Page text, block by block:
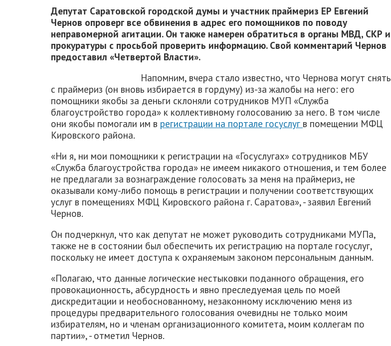
Депутат Саратовской городской думы и участник праймериз ЕР Евгений
Чернов опроверг все обвинения в адрес его помощников по поводу
неправомерной агитации. Он также намерен обратиться в органы МВД, СКР и
прокуратуры с просьбой проверить информацию. Свой комментарий Чернов
предоставил «Четвертой Власти».
Напомним, вчера стало известно, что Чернова могут снять
с праймериз (он вновь избирается в гордуму) из-за жалобы на него: его
помощники якобы за деньги склоняли сотрудников МУП «Служба
благоустройство города» к коллективному голосованию за него. В том числе
они якобы помогали им в регистрации на портале госуслуг в помещении МФЦ
Кировского района.
«Ни я, ни мои помощники к регистрации на «Госуслугах» сотрудников МБУ
«Служба благоустройства города» не имеем никакого отношения, и тем более
не предлагали за вознаграждение голосовать за меня на праймериз, не
оказывали кому-либо помощь в регистрации и получении соответствующих
услуг в помещениях МФЦ Кировского района г. Саратова», - заявил Евгений
Чернов.
Он подчеркнул, что как депутат не может руководить сотрудниками МУПа,
также не в состоянии был обеспечить их регистрацию на портале госуслуг,
поскольку не имеет доступа к охраняемым законом персональным данным.
«Полагаю, что данные логические нестыковки поданного обращения, его
провокационность, абсурдность и явно преследуемая цель по моей
дискредитации и необоснованному, незаконному исключению меня из
процедуры предварительного голосования очевидны не только моим
избирателям, но и членам организационного комитета, моим коллегам по
партии», - отметил Чернов.